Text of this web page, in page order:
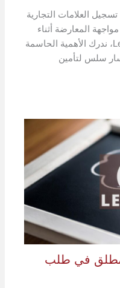
العلامات التجارية
المعارضة أثناء
عملية تقديم الطلب. في Leo Patent، ندرك الأهمية الحاسمة
سلس لتأمين
في طلب